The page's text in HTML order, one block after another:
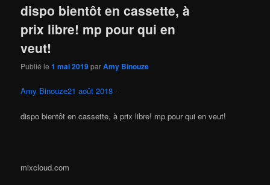
dispo bientôt en cassette, à
prix libre! mp pour qui en
veut!
Publié le1 mai 2019parAmy Binouze
Amy Binouze21 août 2018 ·
dispo bientôt en cassette, à prix libre! mp pour qui en veut!
mixcloud.com